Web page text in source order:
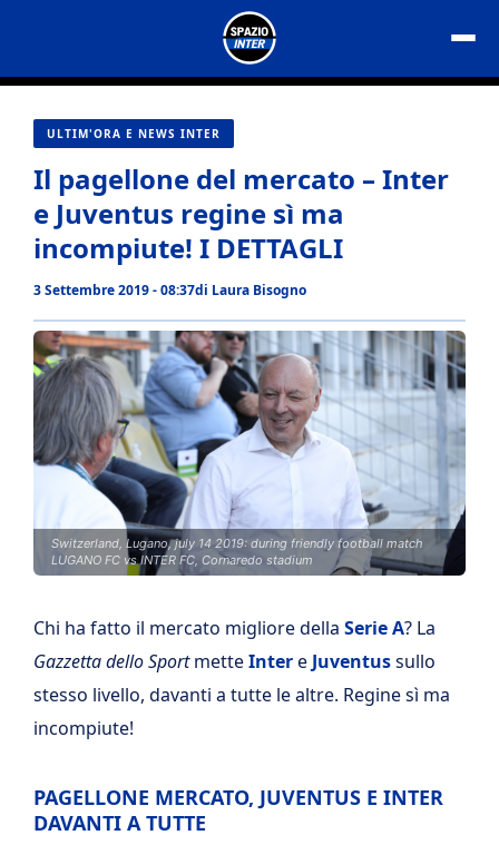
contenuto
ULTIM'ORA E NEWS INTER
Il pagellone del mercato – Inter
e Juventus regine sì ma
incompiute! I DETTAGLI
3 Settembre 2019 - 08:37di Laura Bisogno
Switzerland, Lugano, july 14 2019: during friendly football match
LUGANO FC vs INTER FC, Cornaredo stadium
Chi ha fatto il mercato migliore della Serie A? La
Gazzetta dello SportmetteIntere Juventussullo
stesso livello, davanti a tutte le altre. Regine sì ma
incompiute!
PAGELLONE MERCATO, JUVENTUS E INTER
DAVANTI A TUTTE